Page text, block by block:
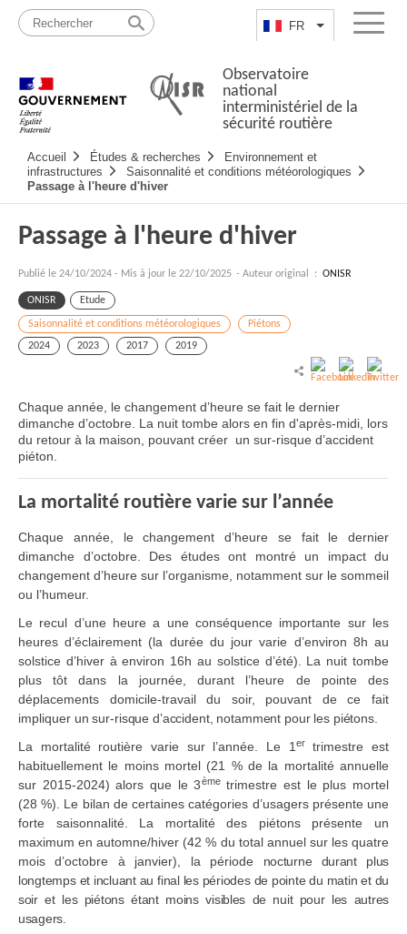
Passer
contenu
FR Lister lesMenu
Observatoire
national
interministériel de la
sécurité routière
principale
Accueil Études & recherches
Environnement et
infrastructures
Saisonnalité et conditions météorologiques
Passage à l'heure d'hiver
Passage à l'heure d'hiver
Publié le 24/10/2024 - Mis à jour le 22/10/2025 - Auteur original : ONISR
ONISR Etude
Saisonnalité et conditions météorologiques
Piétons
2024
2023 2017 2019
Chaque année, le changement d’heure se fait le dernier
dimanche d’octobre. La nuit tombe alors en fin d'après-midi, lors
du retour à la maison, pouvant créer un sur-risque d’accident
piéton.
La mortalité routière varie sur l’année
Chaque année, le changement d’heure se fait le dernier
dimanche d’octobre. Des études ont montré un impact du
changement d’heure sur l’organisme, notamment sur le sommeil
ou l’humeur.
Le recul d’une heure a une conséquence importante sur les
heures d’éclairement (la durée du jour varie d’environ 8h au
solstice d’hiver à environ 16h au solstice d’été). La nuit tombe
plus tôt dans la journée, durant l’heure de pointe des
déplacements domicile-travail du soir, pouvant de ce fait
impliquer un sur-risque d’accident, notamment pour les piétons.
La mortalité routière varie sur l’année. Le 1 ertrimestre est
habituellement le moins mortel (21 % de la mortalité annuelle
sur 2015-2024) alors que le 3èmetrimestre est le plus mortel
(28 %). Le bilan de certaines catégories d’usagers présente une
forte saisonnalité. La mortalité des piétons présente un
maximum en automne/hiver (42 % du total annuel sur les quatre
mois d’octobre à janvier), la période nocturne durant plus
longtemps et incluant au final les périodes de pointe du matin et du
soir et les piétons étant moins visibles de nuit pour les autres
usagers.